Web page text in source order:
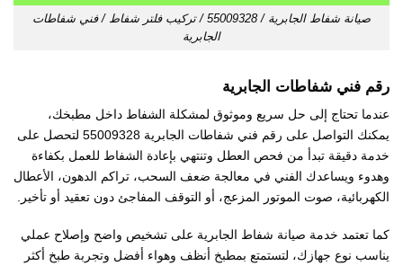
صيانة شفاط الجابرية / 55009328 / تركيب فلتر شفاط / فني شفاطات
الجابرية
رقم فني شفاطات الجابرية
عندما تحتاج إلى حل سريع وموثوق لمشكلة الشفاط داخل مطبخك،
يمكنك التواصل على رقم فني شفاطات الجابرية 55009328 لتحصل على
خدمة دقيقة تبدأ من فحص العطل وتنتهي بإعادة الشفاط للعمل بكفاءة
وهدوء ويساعدك الفني في معالجة ضعف السحب، تراكم الدهون، الأعطال
الكهربائية، صوت الموتور المزعج، أو التوقف المفاجئ دون تعقيد أو تأخير.
كما تعتمد خدمة صيانة شفاط الجابرية على تشخيص واضح وإصلاح عملي
يناسب نوع جهازك، لتستمتع بمطبخ أنظف وهواء أفضل وتجربة طبخ أكثر